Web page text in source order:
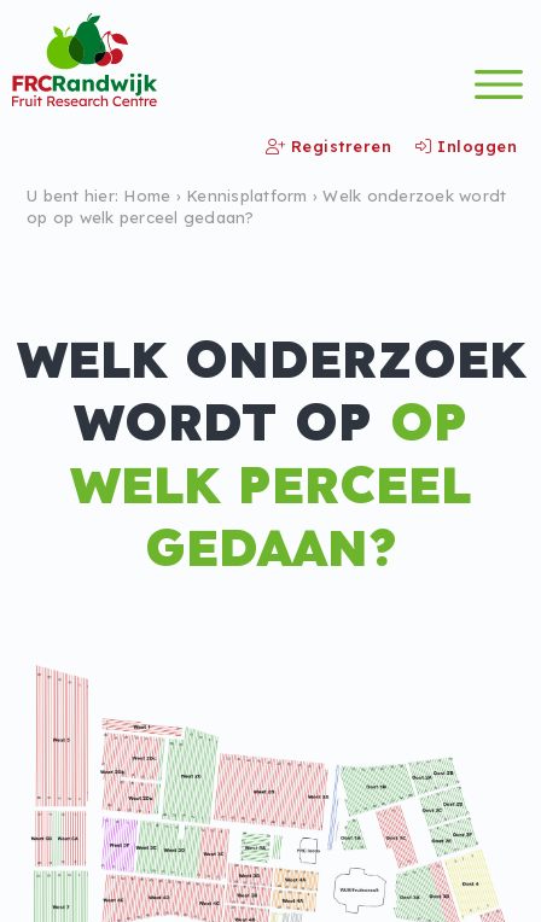
Registreren Inloggen
U bent hier: Home › Kennis­platform ›Welk onderzoek wordt
op op welk perceel gedaan?
WELK ONDERZOEK
WORDT OP OP
WELK PERCEEL
GEDAAN?